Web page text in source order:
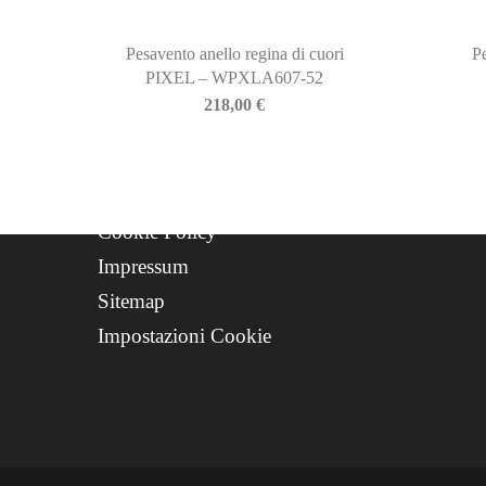
Pesavento anello regina di cuori
PIXEL – WPXLA607-52
218,00€
Progetto FSE 2025
WhatsApp Support
Cookie Policy
Impressum
Sitemap
Impostazioni Cookie